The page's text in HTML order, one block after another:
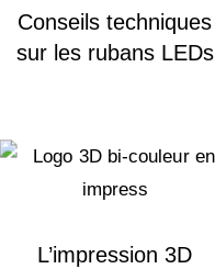
Conseils techniques
sur les rubans LEDs
L’impression 3D